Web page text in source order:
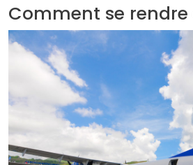
Comment se rendre